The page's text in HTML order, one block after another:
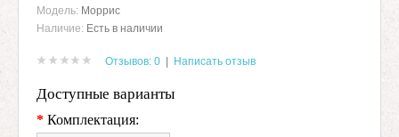
Модель: Моррис
Наличие: Есть в наличии
Отзывов: 0 Написать отзыв
Доступные варианты
* Комплектация: